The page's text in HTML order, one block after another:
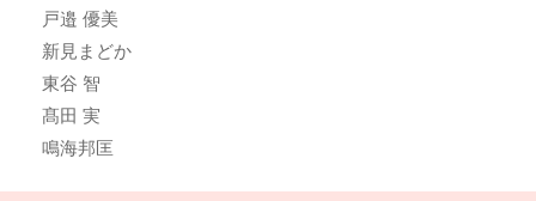
戸邉 優美
新見まどか
東谷 智
髙田 実
鳴海邦匡